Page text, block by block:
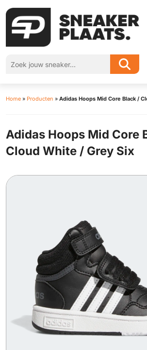
Home » Producten » Adidas Hoops Mid Core Black /
Adidas Hoops Mid Core
Cloud White / Grey Six